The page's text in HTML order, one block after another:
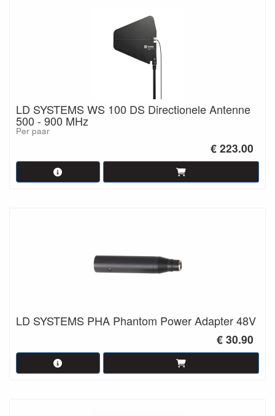
LD SYSTEMS WS 100 DS Directionele Antenne
500 - 900 MHz
Per paar
€ 223.00
LD SYSTEMS PHA Phantom Power Adapter 48V
€ 30.90